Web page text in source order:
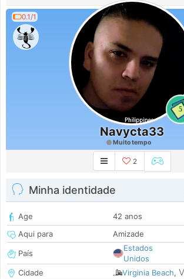
0.1/1
5
Navycta33
Muito tempo
2
Minha identidade
Age
42 anos
Aqui para
Amizade
País
Estados
Unidos
Cidade
Virginia Beach,